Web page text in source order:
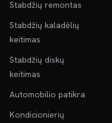
Stabdžių remontas
Stabdžių kaladėlių
keitimas
Stabdžių diskų
keitimas
Automobilio patikra
Kondicionierių